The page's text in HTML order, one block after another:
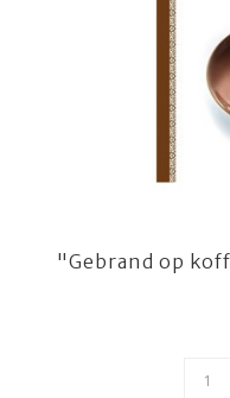
"Gebrand op